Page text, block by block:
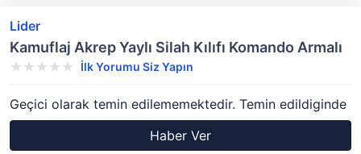
Lider
Kamuflaj Akrep Yaylı Silah Kılıfı Komando Armalı
İlk Yorumu Siz Yapın
Geçici olarak temin edilememektedir. Temin edildiginde
Haber Ver